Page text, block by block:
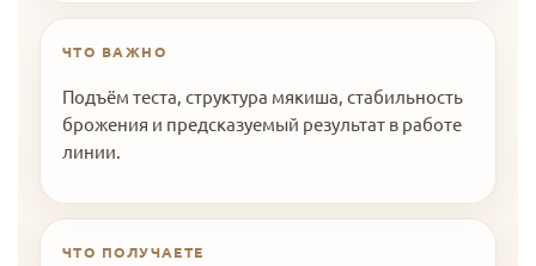
ЧТО ВАЖНО
Подъём теста, структура мякиша, стабильность
брожения и предсказуемый результат в работе
линии.
ЧТО ПОЛУЧАЕТЕ